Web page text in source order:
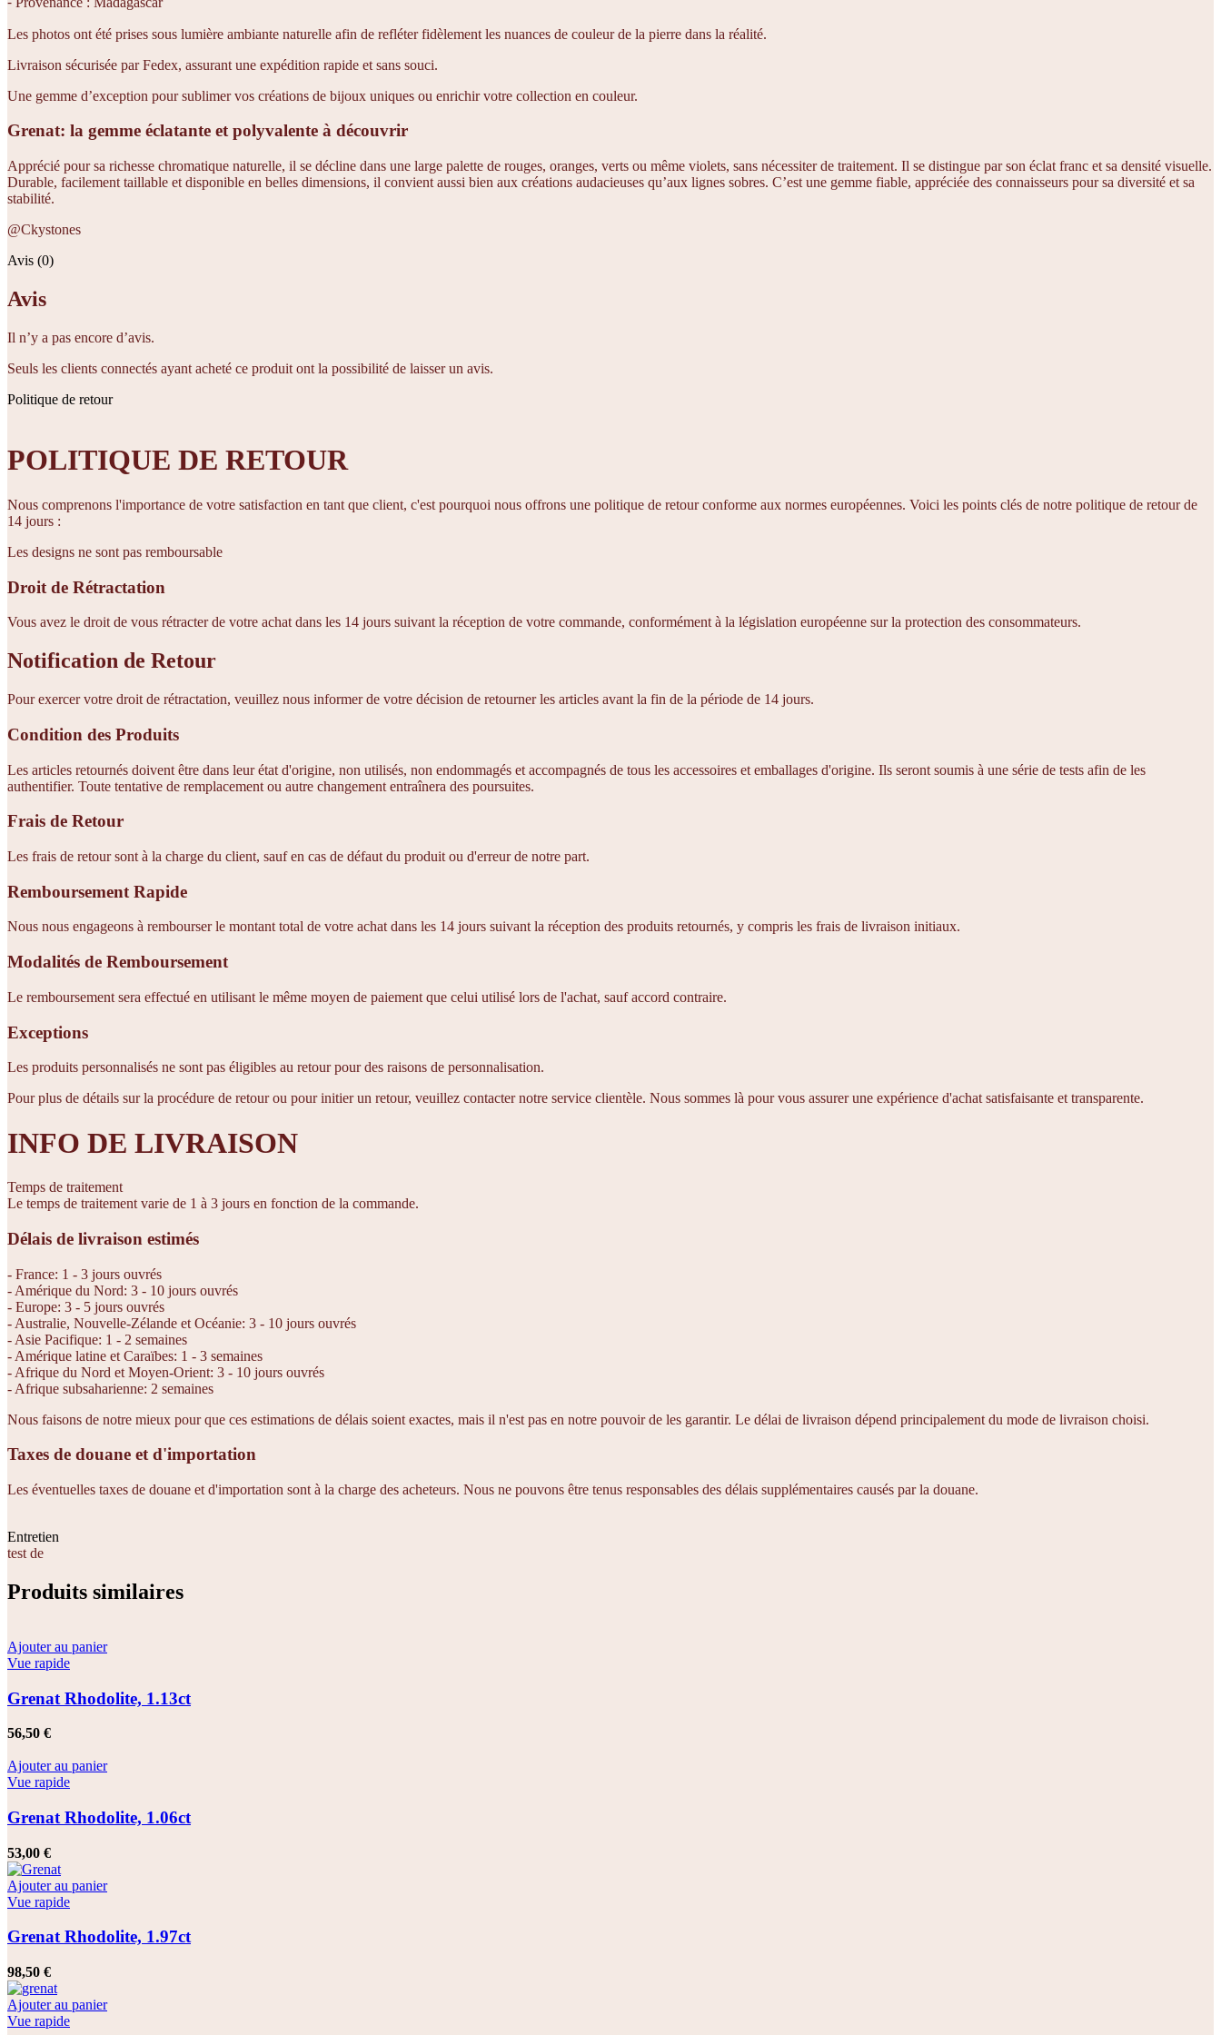
Les photos ont été prises sous lumière ambiante naturelle afin de refléter fidèlement les nuances de couleur de la pierre dans la réalité.
Livraison sécurisée par Fedex, assurant une expédition rapide et sans souci.
Une gemme d’exception pour sublimer vos créations de bijoux uniques ou enrichir votre collection en couleur.
Grenat: la gemme éclatante et polyvalente à découvrir
Apprécié pour sa richesse chromatique naturelle, il se décline dans une large palette de rouges, oranges, verts ou même violets, sans nécessiter de traitement. Il se distingue par son éclat franc et sa densité visuelle.
Durable, facilement taillable et disponible en belles dimensions, il convient aussi bien aux créations audacieuses qu’aux lignes sobres. C’est une gemme fiable, appréciée des connaisseurs pour sa diversité et sa
stabilité.
@Ckystones
Avis (0)
Avis
Il n’y a pas encore d’avis.
Seuls les clients connectés ayant acheté ce produit ont la possibilité de laisser un avis.
Politique de retour
POLITIQUE DE RETOUR
Nous comprenons l'importance de votre satisfaction en tant que client, c'est pourquoi nous offrons une politique de retour conforme aux normes européennes. Voici les points clés de notre politique de retour de
14 jours :
Les designs ne sont pas remboursable
Droit de Rétractation
Vous avez le droit de vous rétracter de votre achat dans les 14 jours suivant la réception de votre commande, conformément à la législation européenne sur la protection des consommateurs.
Notification de Retour
Pour exercer votre droit de rétractation, veuillez nous informer de votre décision de retourner les articles avant la fin de la période de 14 jours.
Condition des Produits
Les articles retournés doivent être dans leur état d'origine, non utilisés, non endommagés et accompagnés de tous les accessoires et emballages d'origine. Ils seront soumis à une série de tests afin de les
authentifier. Toute tentative de remplacement ou autre changement entraînera des poursuites.
Frais de Retour
Les frais de retour sont à la charge du client, sauf en cas de défaut du produit ou d'erreur de notre part.
Remboursement Rapide
Nous nous engageons à rembourser le montant total de votre achat dans les 14 jours suivant la réception des produits retournés, y compris les frais de livraison initiaux.
Modalités de Remboursement
Le remboursement sera effectué en utilisant le même moyen de paiement que celui utilisé lors de l'achat, sauf accord contraire.
Exceptions
Les produits personnalisés ne sont pas éligibles au retour pour des raisons de personnalisation.
Pour plus de détails sur la procédure de retour ou pour initier un retour, veuillez contacter notre service clientèle. Nous sommes là pour vous assurer une expérience d'achat satisfaisante et transparente.
INFO DE LIVRAISON
Temps de traitement
Le temps de traitement varie de 1 à 3 jours en fonction de la commande.
Délais de livraison estimés
- France: 1 - 3 jours ouvrés
- Amérique du Nord: 3 - 10 jours ouvrés
- Europe: 3 - 5 jours ouvrés
- Australie, Nouvelle-Zélande et Océanie: 3 - 10 jours ouvrés
- Asie Pacifique: 1 - 2 semaines
- Amérique latine et Caraïbes: 1 - 3 semaines
- Afrique du Nord et Moyen-Orient: 3 - 10 jours ouvrés
- Afrique subsaharienne: 2 semaines
Nous faisons de notre mieux pour que ces estimations de délais soient exactes, mais il n'est pas en notre pouvoir de les garantir. Le délai de livraison dépend principalement du mode de livraison choisi.
Taxes de douane et d'importation
Les éventuelles taxes de douane et d'importation sont à la charge des acheteurs. Nous ne pouvons être tenus responsables des délais supplémentaires causés par la douane.
Entretien
test de
Produits similaires
Ajouter au panier
Vue rapide
Grenat Rhodolite, 1.13ct
56,50 €
Ajouter au panier
Vue rapide
Grenat Rhodolite, 1.06ct
53,00 €
Ajouter au panier
Vue rapide
Grenat Rhodolite, 1.97ct
98,50 €
Ajouter au panier
Vue rapide